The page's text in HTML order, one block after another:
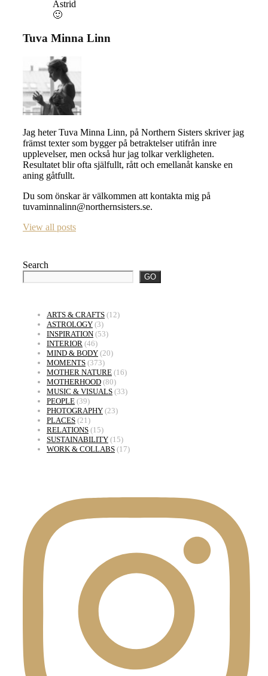
Astrid
🙂
Tuva Minna Linn
Jag heter Tuva Minna Linn, på Northern Sisters skriver jag
främst texter som bygger på betraktelser utifrån inre
upplevelser, men också hur jag tolkar verkligheten.
Resultatet blir ofta själfullt, rått och emellanåt kanske en
aning gåtfullt.
Du som önskar är välkommen att kontakta mig på
tuvaminnalinn@northernsisters.se.
View all posts
Search
GO
ARTS & CRAFTS (12)
ASTROLOGY (3)
INSPIRATION (53)
INTERIOR (46)
MIND & BODY (20)
MOMENTS (373)
MOTHER NATURE (16)
MOTHERHOOD (80)
MUSIC & VISUALS (33)
PEOPLE (39)
PHOTOGRAPHY (23)
PLACES (21)
RELATIONS (15)
SUSTAINABILITY (15)
WORK & COLLABS (17)